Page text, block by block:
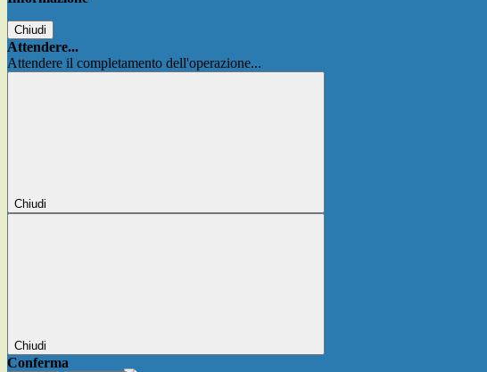
Chiudi
Attendere...
Attendere il completamento dell'operazione...
Chiudi
Chiudi
Conferma